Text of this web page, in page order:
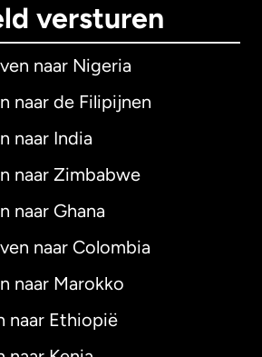
versturen
naar Nigeria
naar de Filipijnen
naar India
naar Zimbabwe
naar Ghana
naar Colombia
naar Marokko
naar Ethiopië